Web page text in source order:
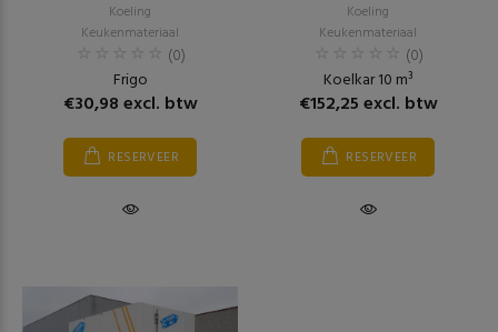
Koeling
Keukenmateriaal
(0)
Frigo
€30,98 excl. btw
RESERVEER
Koeling
Keukenmateriaal
(0)
Koelkar 10 m³
€152,25 excl. btw
RESERVEER